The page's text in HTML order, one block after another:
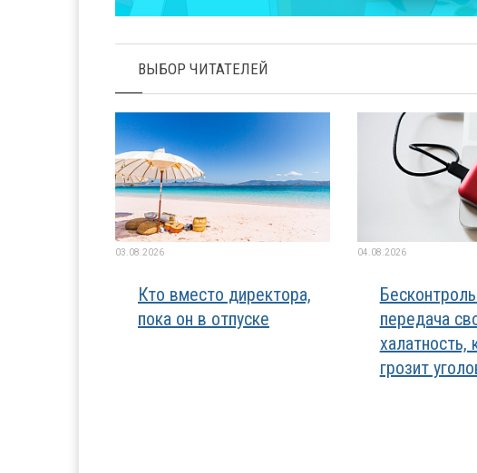
ВЫБОР ЧИТАТЕЛЕЙ
03.08.2026
Кто вместо директора,
пока он в отпуске
04.08.2026
передача
халатность,
грозит